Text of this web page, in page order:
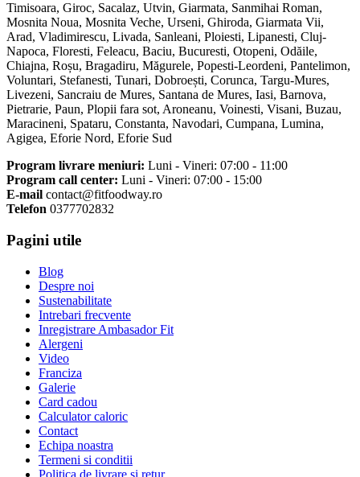
Timisoara, Giroc, Sacalaz, Utvin, Giarmata, Sanmihai Roman,
Mosnita Noua, Mosnita Veche, Urseni, Ghiroda, Giarmata Vii,
Arad, Vladimirescu, Livada, Sanleani, Ploiesti, Lipanesti, Cluj-
Napoca, Floresti, Feleacu, Baciu, Bucuresti, Otopeni, Odăile,
Chiajna, Roșu, Bragadiru, Măgurele, Popesti-Leordeni, Pantelimon,
Voluntari, Stefanesti, Tunari, Dobroești, Corunca, Targu-Mures,
Livezeni, Sancraiu de Mures, Santana de Mures, Iasi, Barnova,
Pietrarie, Paun, Plopii fara sot, Aroneanu, Voinesti, Visani, Buzau,
Maracineni, Spataru, Constanta, Navodari, Cumpana, Lumina,
Agigea, Eforie Nord, Eforie Sud
Program livrare meniuri: Luni - Vineri: 07:00 - 11:00
Program call center: Luni - Vineri: 07:00 - 15:00
E-mail contact@fitfoodway.ro
Telefon 0377702832
Pagini utile
Blog
Despre noi
Sustenabilitate
Intrebari frecvente
Inregistrare Ambasador Fit
Alergeni
Video
Franciza
Galerie
Card cadou
Calculator caloric
Contact
Echipa noastra
Termeni si conditii
Politica de livrare si retur